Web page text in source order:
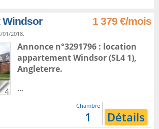
Windsor 1 379 €/mois
2018.
4
Annonce n°3291796 : location
appartementWindsor(SL4 1),
Angleterre.
...
Chambre
1 Détails